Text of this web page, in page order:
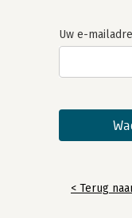
Uw e-
< Terug